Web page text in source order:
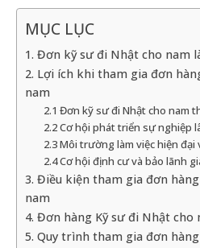
MỤC LỤC
1. Đơn kỹ sư đi Nhật cho nam
2. Lợi ích khi tham gia đơn
nam
2.1 Đơn kỹ sư đi Nhật cho nam
2.2 Cơ hội phát triển sự nghiệp
2.3 Môi trường làm việc hiện
2.4 Cơ hội định cư và bảo lãnh
3. Điều kiện tham gia đơn
nam
4. Đơn hàng Kỹ sư đi Nhật cho
5. Quy trình tham gia đơn